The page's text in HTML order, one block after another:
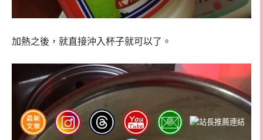
加熱之後，就直接沖入杯子就可以了。